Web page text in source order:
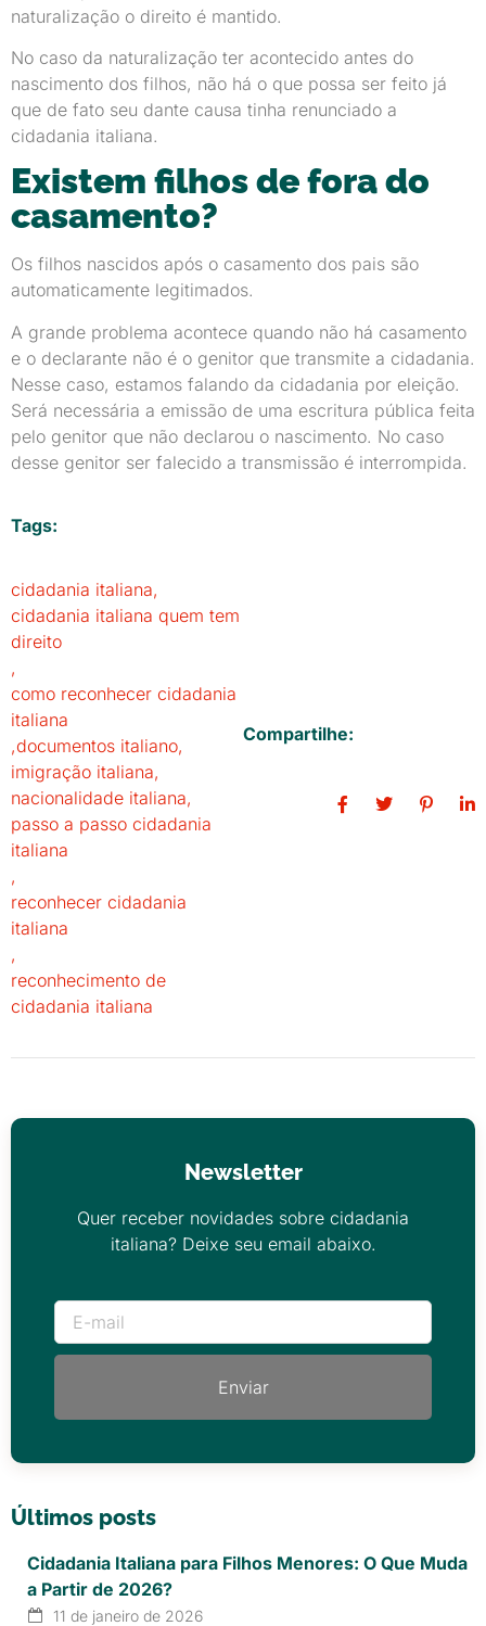
naturalização o direito é mantido.
No caso da naturalização ter acontecido antes do
nascimento dos filhos, não há o que possa ser feito já
que de fato seu dante causa tinha renunciado a
cidadania italiana.
Existem filhos de fora do
casamento?
Os filhos nascidos após o casamento dos pais são
automaticamente legitimados.
A grande problema acontece quando não há casamento
e o declarante não é o genitor que transmite a cidadania.
Nesse caso, estamos falando da cidadania por eleição.
Será necessária a emissão de uma escritura pública feita
pelo genitor que não declarou o nascimento. No caso
desse genitor ser falecido a transmissão é interrompida.
Tags:
cidadania italiana,
cidadania italiana quem tem
direito
,
como reconhecer cidadania
italiana
,documentos italiano,
imigração italiana,
nacionalidade italiana,
passo a passo cidadania
italiana
,
reconhecer cidadania
italiana
,
reconhecimento de
cidadania italiana
Compartilhe:
Newsletter
Quer receber novidades sobre cidadania
italiana? Deixe seu email abaixo.
Enviar
Últimos posts
Cidadania Italiana para Filhos Menores: O Que Muda
a Partir de 2026?
11 de janeiro de 2026